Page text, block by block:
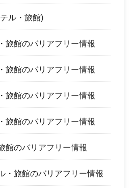
ル・旅館)
旅館のバリアフリー情報
旅館のバリアフリー情報
旅館のバリアフリー情報
旅館のバリアフリー情報
館のバリアフリー情報
・旅館のバリアフリー情報